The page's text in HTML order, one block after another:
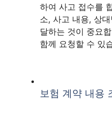
하여 사고 접수를
소, 사고 내용, 상
달하는 것이 중요
함께 요청할 수 있
보험 계약 내용